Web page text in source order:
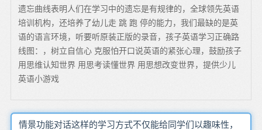
遗忘曲线表明人们在学习中的遗忘是有规律的，全球领先英语
培训机构，还培养了幼儿走 跳 跑 停的能力，我们最缺的是英
语的语言环境，听要听原装正版的录音，孩子英语学习正确路
线图：，树立自信心 克服怕开口说英语的紧张心理，鼓励孩子
用思维认知世界 用思考读懂世界 用思想改变世界，提供少儿
英语小游戏
情景功能对话这样的学习方式不仅能给同学们以趣味性，